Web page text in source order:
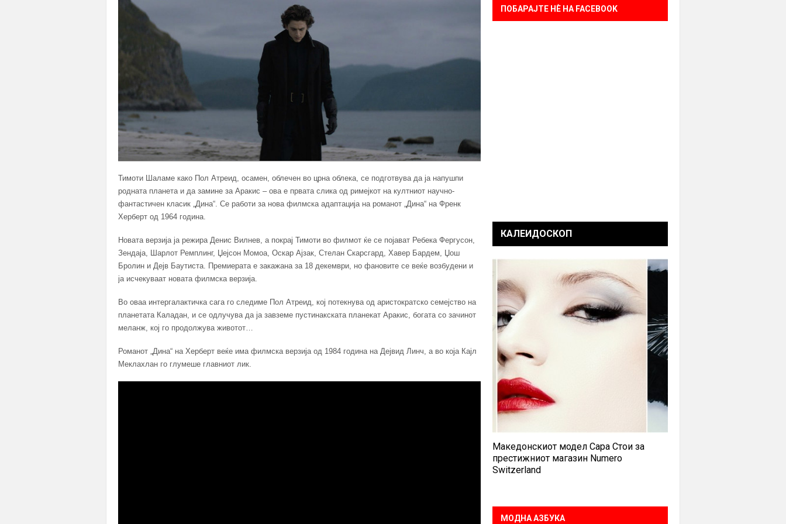
Тимоти Шаламе како Пол Атреид, осамен, облечен во црна облека, се подготвува да ја напушпи
родната планета и да замине за Аракис – ова е првата слика од римејкот на култниот научно-
фантастичен класик „Дина“. Се работи за нова филмска адаптација на романот „Дина“ на Френк
Херберт од 1964 година.
Новата верзија ја режира Денис Вилнев, а покрај Тимоти во филмот ќе се појават Ребека Фергусон,
Зендаја, Шарлот Ремплинг, Џејсон Момоа, Оскар Ајзак, Стелан Скарсгард, Хавер Бардем, Џош
Бролин и Дејв Баутиста. Премиерата е закажана за 18 декември, но фановите се веќе возбудени и
ја исчекуваат новата филмска верзија.
Во оваа интергалактичка сага го следиме Пол Атреид, кој потекнува од аристократско семејство на
планетата Каладан, и се одлучува да ја завземе пустинакската планекат Аракис, богата со зачинот
меланж, кој го продолжува животот…
Романот „Дина“ на Херберт веќе има филмска верзија од 1984 година на Дејвид Линч, а во која Кајл
Меклахлан го глумеше главниот лик.
ПОБАРАЈТЕ НÈ НА FACEBOOK
КАЛЕИДОСКОП
Македонскиот модел Сара Стои за
престижниот магазин Numero
Switzerland
МОДНА АЗБУКА